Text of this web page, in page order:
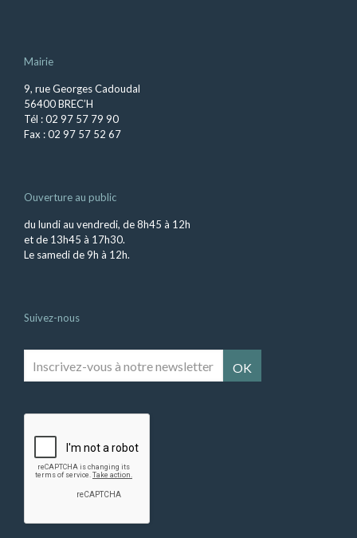
Mairie
9, rue Georges Cadoudal
56400 BREC’H
Tél : 02 97 57 79 90
Fax : 02 97 57 52 67
Ouverture au public
du lundi au vendredi, de 8h45 à 12h
et de 13h45 à 17h30.
Le samedi de 9h à 12h.
Suivez-nous
vous
notre